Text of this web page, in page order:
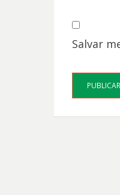
Salvar